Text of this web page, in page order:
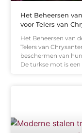
Het Beheersen
voor Telers van
Het Beheersen van
Telers van
beschermen van
De turkse mot is